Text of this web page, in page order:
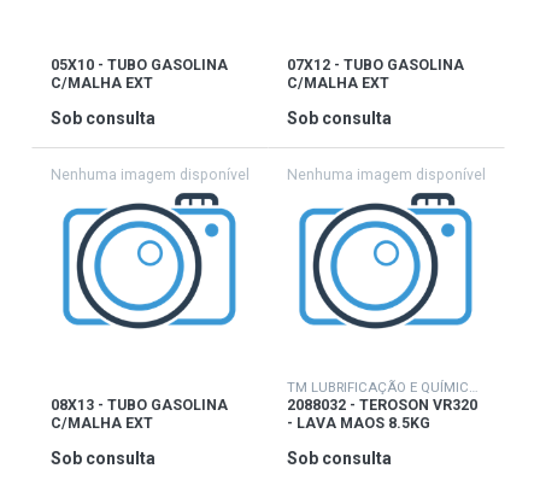
05X10 - TUBO GASOLINA
C/MALHA EXT
Sob consulta
07X12 - TUBO GASOLINA
C/MALHA EXT
Sob consulta
08X13 - TUBO GASOLINA
C/MALHA EXT
Sob consulta
TM LUBRIFICAÇÃO E QUÍMICOS
2088032 - TEROSON VR320
- LAVA MAOS 8.5KG
Sob consulta